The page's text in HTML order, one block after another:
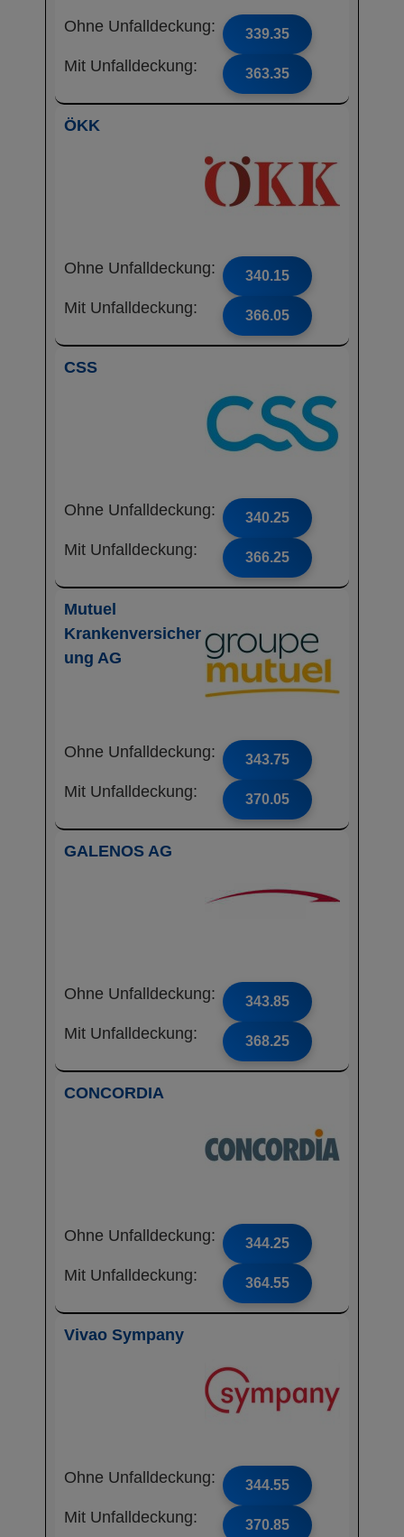
Ohne Unfalldeckung: 339.35
Mit Unfalldeckung: 363.35
ÖKK
Ohne Unfalldeckung: 340.15
Mit Unfalldeckung: 366.05
CSS
Ohne Unfalldeckung: 340.25
Mit Unfalldeckung: 366.25
Mutuel
Krankenversicher
ung AG
Ohne Unfalldeckung: 343.75
Mit Unfalldeckung: 370.05
GALENOS AG
Ohne Unfalldeckung: 343.85
Mit Unfalldeckung: 368.25
CONCORDIA
Ohne Unfalldeckung: 344.25
Mit Unfalldeckung: 364.55
Vivao Sympany
Ohne Unfalldeckung: 344.55
Mit Unfalldeckung: 370.85